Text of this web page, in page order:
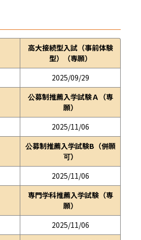
高大接続型入試（事前体験
型）（専願）
2025/09/29
公募制推薦入学試験Ａ（専
願）
2025/11/06
公募制推薦入学試験B（併願
可）
2025/11/06
専門学科推薦入学試験（専
願）
2025/11/06